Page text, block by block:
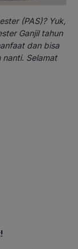
(PAS)? Yuk,
Ganjil tahun
dan bisa
Selamat